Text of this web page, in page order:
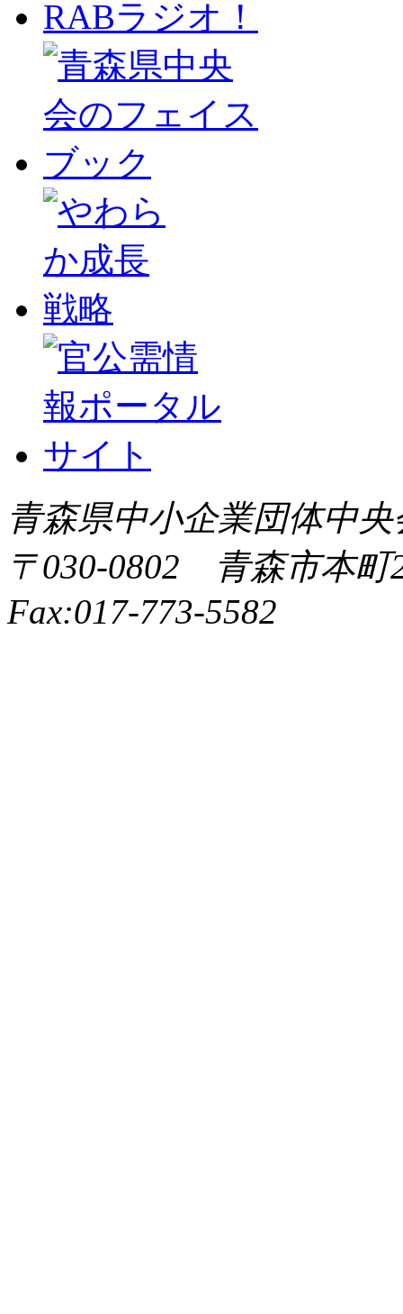
青森県中小企業団体中
〒030-0802 青森市本
Fax:017-773-5582